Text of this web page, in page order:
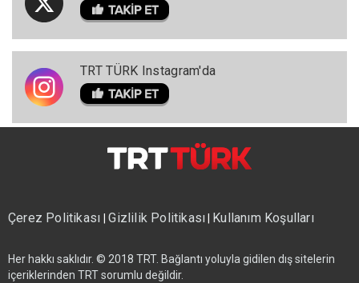
TRT TÜRK Instagram'da
Çerez Politikası|Gizlilik Politikası| Kullanım Koşulları
Her hakkı saklıdır. © 2018 TRT. Bağlantı yoluyla gidilen dış sitelerin
içeriklerinden TRT sorumlu değildir.